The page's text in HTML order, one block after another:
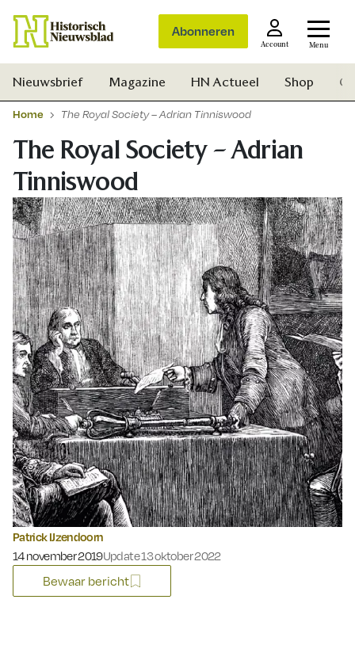
Abonneren
Account Menu
Zoek
Nieuwsbrief Magazine HN Actueel Shop
Home The Royal Society – Adrian Tinniswood
The Royal Society – Adrian
Tinniswood
Patrick IJzendoorn
Gepubliceerd op:
14 november 2019Update 13 oktober 2022
Bewaar bericht